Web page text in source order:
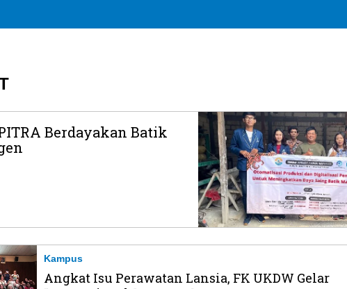
Berdayakan Batik
Kampus
Angkat Isu Perawatan Lansia, FK UKDW Gelar